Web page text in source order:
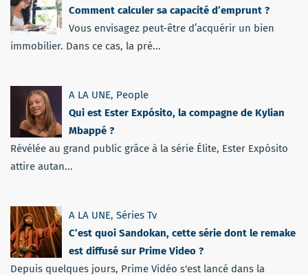
Comment calculer sa capacité d’emprunt ?
Vous envisagez peut-être d’acquérir un bien
immobilier. Dans ce cas, la pré...
A LA UNE, People
Qui est Ester Expósito, la compagne de Kylian
Mbappé ?
Révélée au grand public grâce à la série Élite, Ester Expósito
attire autan...
A LA UNE, Séries Tv
C’est quoi Sandokan, cette série dont le remake
est diffusé sur Prime Video ?
Depuis quelques jours, Prime Vidéo s'est lancé dans la